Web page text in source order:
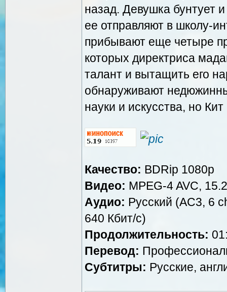
назад. Девушка бунтует
ее отправляют в школу-
прибывают еще четыре
которых директриса
талант и вытащить его
обнаруживают
науки и искусства, но Кит
Качество: BDRip 1080p
Видео: MPEG-4 AVC,
Аудио: Русский (AC3, 6
640 Кбит/с)
Продолжительность:
Перевод:
Субтитры: Русские,